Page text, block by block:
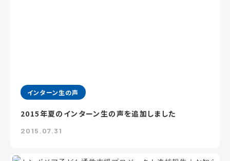
インターン生の声
2015年夏のインターン生の声を追加しました
2015.07.31